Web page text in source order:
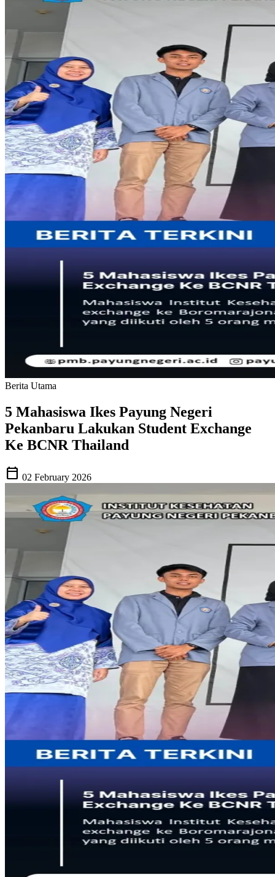
Berita Utama
5 Mahasiswa Ikes Payung Negeri
Pekanbaru Lakukan Student Exchange
Ke BCNR Thailand
calendar_today 02 February 2026